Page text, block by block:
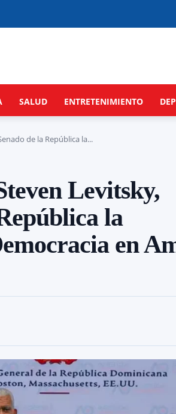
SALUD ENTRETENIMIENTO
de la República la...
Levitsky,
la
en